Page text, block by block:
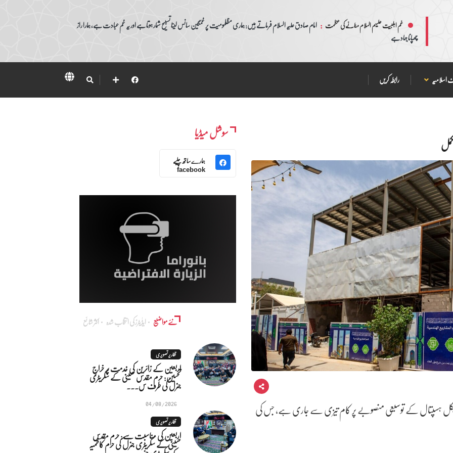
غم اہلبیت علیہم السلام منانے کی عظمت : امام صادق علیہ السلام فرماتے ہیں: ہماری مظلمومیت پر غمگین سانس لینا تسبیح شمار ہوتا ہے اور یہ غم عبادت ہے، ہمارا راز
چھپانا جہاد ہے
اسلامیہ رابطہ کریں
ہسپتال کے توسیعی منصوبے پر کام تیزی سے جاری ہے، جس کی
سوشل میڈیا
ہمارے ساتھ چلیے
facebook
نئے مواضیع ایڈٰیٹرز کی انتخاب شدہ اکثر شائع
تقاریر تصویری
اربعین کے زائرین کی خدمت پر خراجِ
تحسین: حرم مقدس حسینی کے سکریٹری
جنرل کی طرف س...
04/08/2026
تقاریر تصویری
اربعین کی مناسبت سے: حرم مقدس
حسینی کے سکریٹری جنرل کی حرم کاظمیہ